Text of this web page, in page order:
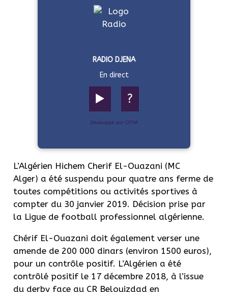
RADIO DJENA
En direct
▶️ ?
Développé par OTIYA
L’Algérien Hichem Cherif El-Ouazani (MC
Alger) a été suspendu pour quatre ans ferme de
toutes compétitions ou activités sportives à
compter du 30 janvier 2019. Décision prise par
la Ligue de football professionnel algérienne.
Chérif El-Ouazani doit également verser une
amende de 200 000 dinars (environ 1500 euros),
pour un contrôle positif. L’Algérien a été
contrôlé positif le 17 décembre 2018, à l’issue
du derby face au CR Belouizdad en